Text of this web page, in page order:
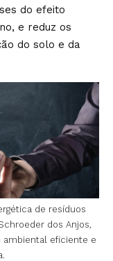
do efeito
e reduz os
do solo e da
de resíduos
dos Anjos,
ambiental eficiente e